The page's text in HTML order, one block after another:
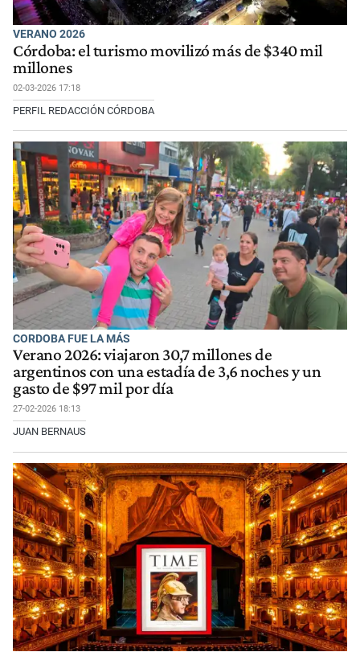
VERANO 2026
Córdoba: el turismo movilizó más de $340 mil
millones
02-03-2026 17:18
PERFIL REDACCIÓN CÓRDOBA
CORDOBA FUE LA MÁS
Verano 2026: viajaron 30,7 millones de
argentinos con una estadía de 3,6 noches y un
gasto de $97 mil por día
27-02-2026 18:13
JUAN BERNAUS